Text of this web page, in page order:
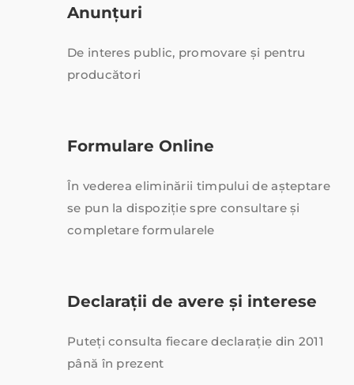
Anunțuri
De interes public, promovare și pentru
producători
Formulare Online
În vederea eliminării timpului de așteptare
se pun la dispoziție spre consultare și
completare formularele
Declarații de avere și interese
Puteți consulta fiecare declarație din 2011
până în prezent